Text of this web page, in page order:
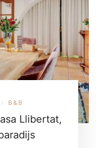
/ B&B
Llibertat,